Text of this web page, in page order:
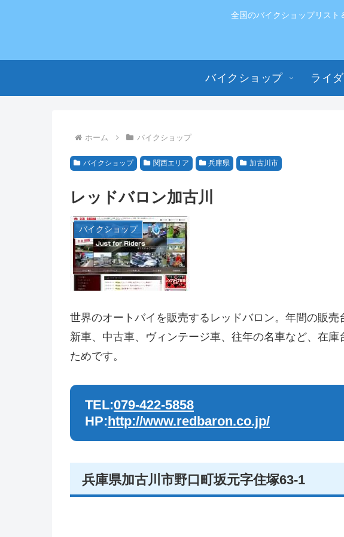
全国のバイクショップリスト
バイクショップ ライ
ホーム バイクショップ
バイクショップ 関西エリア 兵庫県 加古川市
レッドバロン加古川
バイクショップ
世界のオートバイを販売するレッドバロン。年間の販
新車、中古車、ヴィンテージ車、往年の名車など、在
ためです。
TEL:079-422-5858
HP:http://www.redbaron.co.jp/
兵庫県加古川市野口町坂元字住塚63-1